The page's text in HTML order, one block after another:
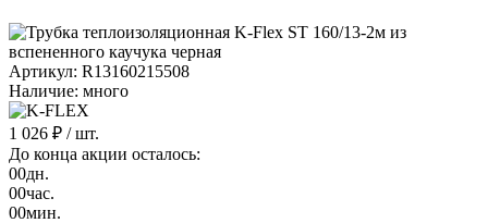
Артикул: R13160215508
Наличие: много
1 026 ₽ / шт.
До конца акции осталось:
00дн.
00час.
00мин.